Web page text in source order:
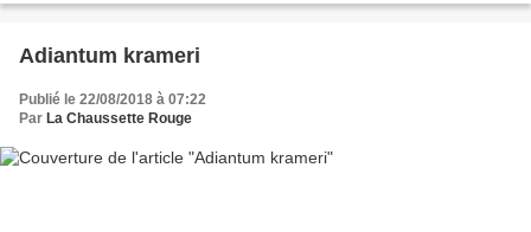
Adiantum krameri
Publié le 22/08/2018 à 07:22
Par La Chaussette Rouge